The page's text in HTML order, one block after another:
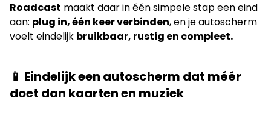
Roadcast maakt daar in één simpele stap een eind
aan: plug in, één keer verbinden, en je autoscherm
voelt eindelijk bruikbaar, rustig en compleet.
📱 Eindelijk een autoscherm dat méér
doet dan kaarten en muziek